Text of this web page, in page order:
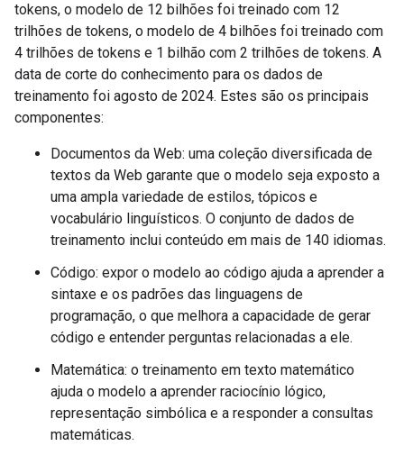
tokens, o modelo de 12 bilhões foi treinado com 12
trilhões de tokens, o modelo de 4 bilhões foi treinado com
4 trilhões de tokens e 1 bilhão com 2 trilhões de tokens. A
data de corte do conhecimento para os dados de
treinamento foi agosto de 2024. Estes são os principais
componentes:
Documentos da Web: uma coleção diversificada de
textos da Web garante que o modelo seja exposto a
uma ampla variedade de estilos, tópicos e
vocabulário linguísticos. O conjunto de dados de
treinamento inclui conteúdo em mais de 140 idiomas.
Código: expor o modelo ao código ajuda a aprender a
sintaxe e os padrões das linguagens de
programação, o que melhora a capacidade de gerar
código e entender perguntas relacionadas a ele.
Matemática: o treinamento em texto matemático
ajuda o modelo a aprender raciocínio lógico,
representação simbólica e a responder a consultas
matemáticas.